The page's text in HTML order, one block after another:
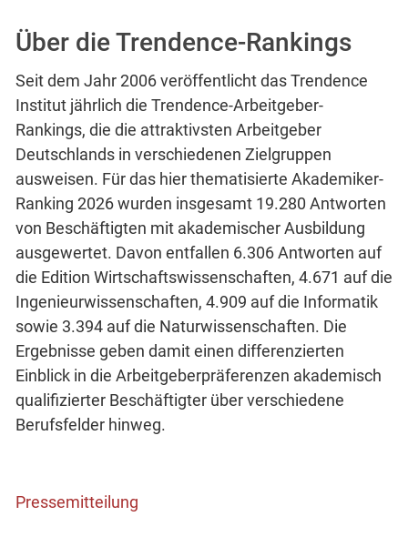
Über die Trendence-Rankings
Seit dem Jahr 2006 veröffentlicht das Trendence
Institut jährlich die Trendence-Arbeitgeber-
Rankings, die die attraktivsten Arbeitgeber
Deutschlands in verschiedenen Zielgruppen
ausweisen. Für das hier thematisierte Akademiker-
Ranking 2026 wurden insgesamt 19.280 Antworten
von Beschäftigten mit akademischer Ausbildung
ausgewertet. Davon entfallen 6.306 Antworten auf
die Edition Wirtschaftswissenschaften, 4.671 auf die
Ingenieurwissenschaften, 4.909 auf die Informatik
sowie 3.394 auf die Naturwissenschaften. Die
Ergebnisse geben damit einen differenzierten
Einblick in die Arbeitgeberpräferenzen akademisch
qualifizierter Beschäftigter über verschiedene
Berufsfelder hinweg.
Pressemitteilung